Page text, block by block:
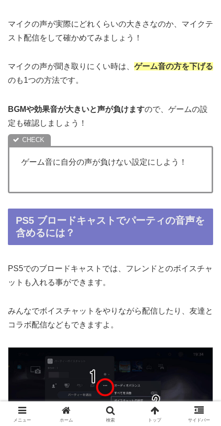
マイクの声が実際にどれくらいの大きさなのか、マイクテ
スト配信をして確かめてみましょう！
マイクの声が聞き取りにくい時は、 ゲーム音の方を下げる
のも1つの方法です。
BGMや効果音が大きいと声が負けますので、ゲームの設
定も確認しましょう！
ゲーム音に自分の声が負けない設定にしよう！
PS5 ブロードキャストでパーティの音声を
含めるには？
PS5でのブロードキャストでは、フレンドとのボイスチャ
ットも入れる事ができます。
みんなでボイスチャットをやりながら配信したり、友達と
コラボ配信などもできますよ。
メニュー ホーム 検索 トップ サイドバー